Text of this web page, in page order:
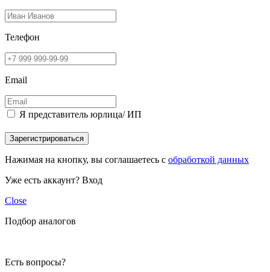
Телефон
Email
Я представитель юрлица/ ИП
Зарегистрироваться
Нажимая на кнопку, вы соглашаетесь с обработкой данных
Уже есть аккаунт? Вход
Close
Подбор аналогов
Есть вопросы?